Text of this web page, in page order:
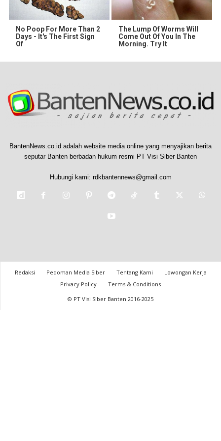
No Poop For More Than 2
Days - It's The First Sign
Of
The Lump Of Worms Will
Come Out Of You In The
Morning. Try It
BantenNews.co.id adalah website media online yang menyajikan berita
seputar Banten berbadan hukum resmi PT Visi Siber Banten
Hubungi kami: rdkbantennews@gmail.com
Redaksi Pedoman Media Siber Tentang Kami
Lowongan Kerja
Privacy Policy
Terms & Conditions
© PT Visi Siber Banten 2016-2025